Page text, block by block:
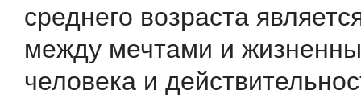
среднего возраста
между мечтами и
человека и